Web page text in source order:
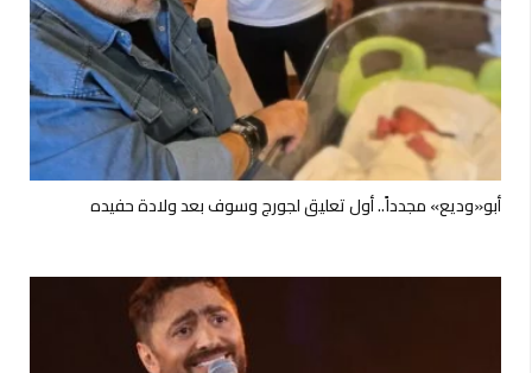
أبو«وديع» مجدداً.. أول تعليق لجورج وسوف بعد ولادة حفيده